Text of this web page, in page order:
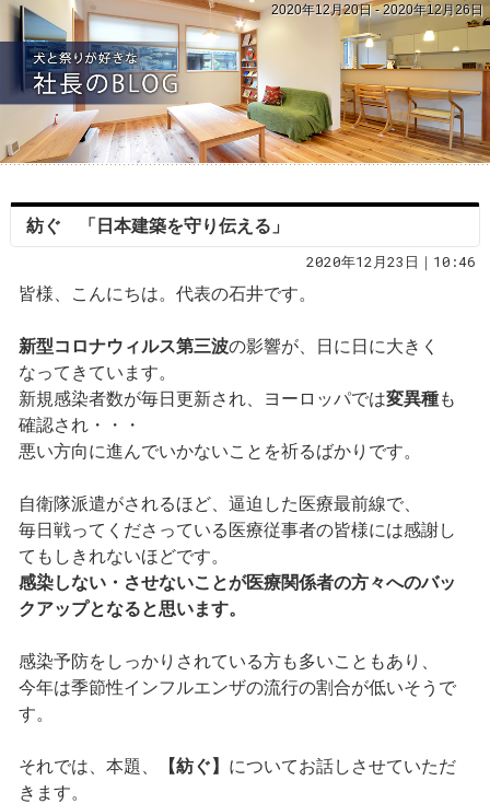
2020年12月20日 - 2020年12月26日
紡ぐ 「日本建築を守り伝える」
2020年12月23日｜10:46
皆様、こんにちは。代表の石井です。
新型コロナウィルス第三波の影響が、日に日に大きく
なってきています。
新規感染者数が毎日更新され、ヨーロッパでは変異種も
確認され・・・
悪い方向に進んでいかないことを祈るばかりです。
自衛隊派遣がされるほど、逼迫した医療最前線で、
毎日戦ってくださっている医療従事者の皆様には感謝し
てもしきれないほどです。
感染しない・させないことが医療関係者の方々へのバッ
クアップとなると思います。
感染予防をしっかりされている方も多いこともあり、
今年は季節性インフルエンザの流行の割合が低いそうで
す。
それでは、本題、 【紡ぐ】 についてお話しさせていただ
きます。